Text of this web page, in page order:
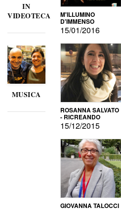
IN
VIDEOTECA
MUSICA
M'ILLUMINO
D'IMMENSO
15/01/2016
ROSANNA SALVATO
- RICREANDO
15/12/2015
GIOVANNA TALOCCI